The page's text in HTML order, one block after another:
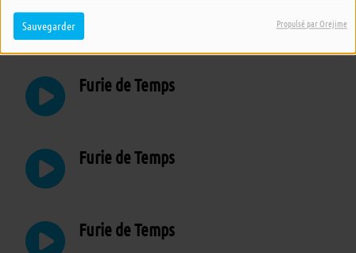
Sauvegarder Propulsé par Orejime
Furie de Temps
Furie de Temps
Furie de Temps
Furie de Temps